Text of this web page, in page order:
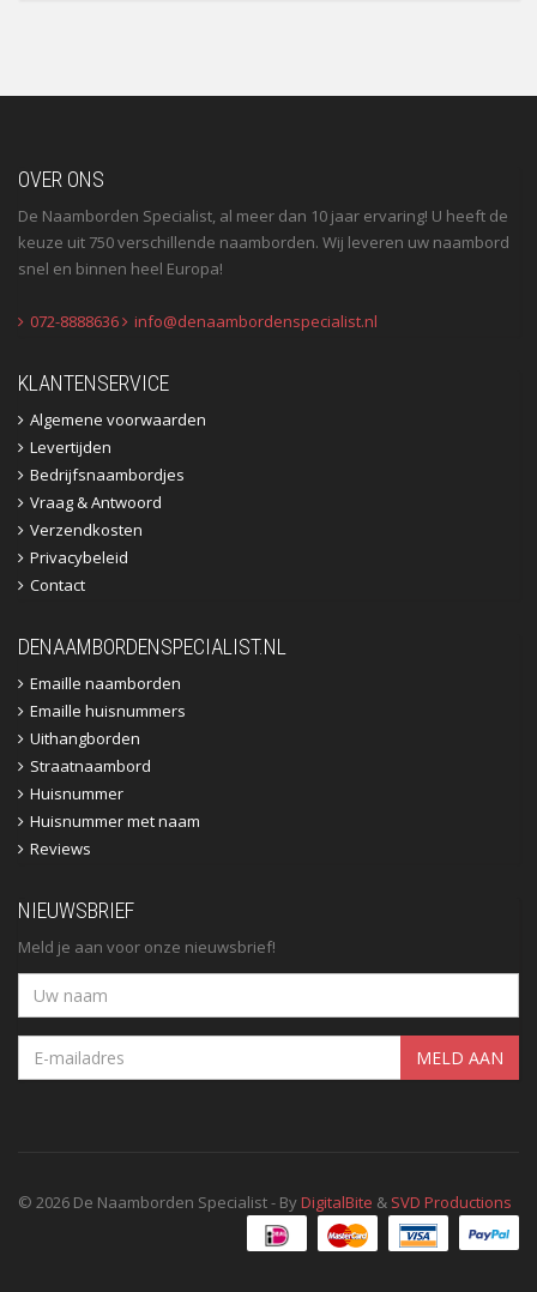
OVER ONS
De Naamborden Specialist, al meer dan 10 jaar ervaring! U heeft de
keuze uit 750 verschillende naamborden. Wij leveren uw naambord
snel en binnen heel Europa!
072-8888636 info@denaambordenspecialist.nl
KLANTENSERVICE
Algemene voorwaarden
Levertijden
Bedrijfsnaambordjes
Vraag & Antwoord
Verzendkosten
Privacybeleid
Contact
DENAAMBORDENSPECIALIST.NL
Emaille naamborden
Emaille huisnummers
Uithangborden
Straatnaambord
Huisnummer
Huisnummer met naam
Reviews
NIEUWSBRIEF
Meld je aan voor onze nieuwsbrief!
MELD AAN
© 2026 De Naamborden Specialist - ByDigitalBite & SVD Productions